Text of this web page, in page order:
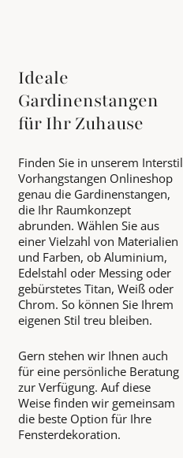
Ideale
Gardinenstangen
für Ihr Zuhause
Finden Sie in unserem Interstil
Vorhangstangen Onlineshop
genau die Gardinenstangen,
die Ihr Raumkonzept
abrunden. Wählen Sie aus
einer Vielzahl von Materialien
und Farben, ob Aluminium,
Edelstahl oder Messing oder
gebürstetes Titan, Weiß oder
Chrom. So können Sie Ihrem
eigenen Stil treu bleiben.
Gern stehen wir Ihnen auch
für eine persönliche Beratung
zur Verfügung. Auf diese
Weise finden wir gemeinsam
die beste Option für Ihre
Fensterdekoration.